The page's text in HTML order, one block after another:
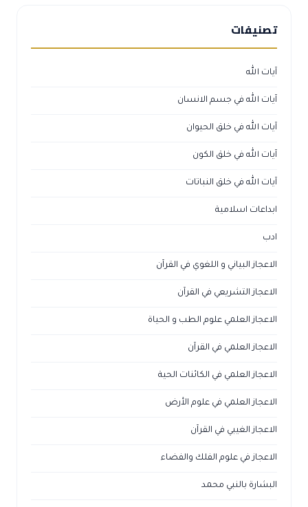
تصنيفات
آيات الله
آيات الله في جسم الانسان
آيات الله في خلق الحيوان
آيات الله في خلق الكون
آيات الله في خلق النباتات
ابداعات اسلامية
ادب
الاعجاز البياني و اللغوي في القرآن
الاعجاز التشريعي في القرآن
الاعجاز العلمي علوم الطب و الحياة
الاعجاز العلمي في القرآن
الاعجاز العلمي في الكائنات الحية
الاعجاز العلمي في علوم الأرض
الاعجاز الغيبي في القرآن
الاعجاز في علوم الفلك والفضاء
البشارة بالنبي محمد